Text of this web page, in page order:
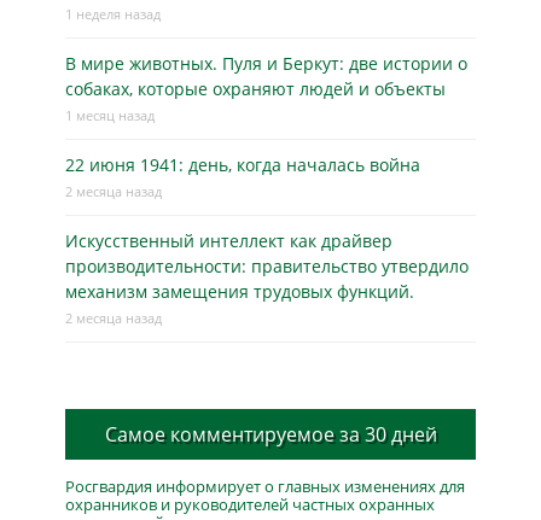
1 неделя назад
В мире животных. Пуля и Беркут: две истории о
собаках, которые охраняют людей и объекты
1 месяц назад
22 июня 1941: день, когда началась война
2 месяца назад
Искусственный интеллект как драйвер
производительности: правительство утвердило
механизм замещения трудовых функций.
2 месяца назад
Самое комментируемое за 30 дней
Росгвардия информирует о главных изменениях для
охранников и руководителей частных охранных